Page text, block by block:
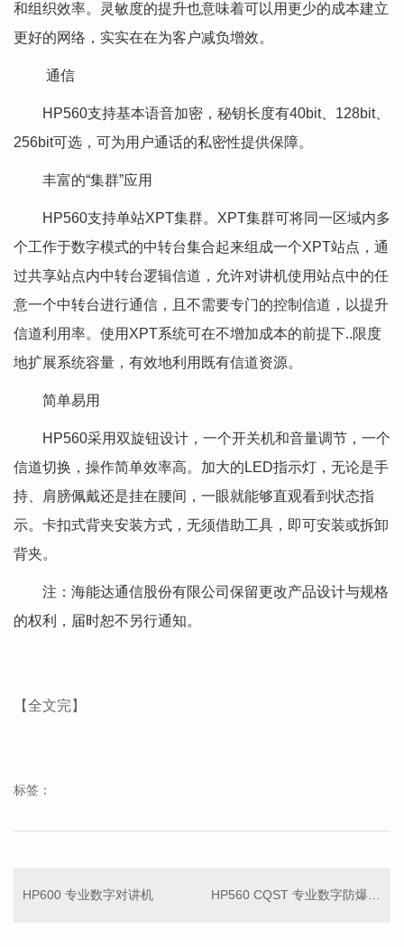
和组织效率。灵敏度的提升也意味着可以用更少的成本建立
更好的网络，实实在在为客户减负增效。
通信
HP560支持基本语音加密，秘钥长度有40bit、128bit、
256bit可选，可为用户通话的私密性提供保障。
丰富的“集群”应用
HP560支持单站XPT集群。XPT集群可将同一区域内多
个工作于数字模式的中转台集合起来组成一个XPT站点，通
过共享站点内中转台逻辑信道，允许对讲机使用站点中的任
意一个中转台进行通信，且不需要专门的控制信道，以提升
信道利用率。使用XPT系统可在不增加成本的前提下..限度
地扩展系统容量，有效地利用既有信道资源。
简单易用
HP560采用双旋钮设计，一个开关机和音量调节，一个
信道切换，操作简单效率高。加大的LED指示灯，无论是手
持、肩膀佩戴还是挂在腰间，一眼就能够直观看到状态指
示。卡扣式背夹安装方式，无须借助工具，即可安装或拆卸
背夹。
注：海能达通信股份有限公司保留更改产品设计与规格
的权利，届时恕不另行通知。
【全文完】
标签：
HP600 专业数字对讲机 HP560 CQST 专业数字防爆对讲机